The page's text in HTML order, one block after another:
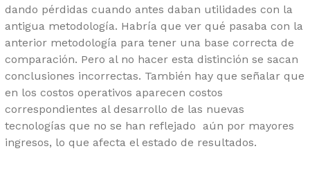
dando pérdidas cuando antes daban utilidades con la
antigua metodología. Habría que ver qué pasaba con la
anterior metodología para tener una base correcta de
comparación. Pero al no hacer esta distinción se sacan
conclusiones incorrectas. También hay que señalar que
en los costos operativos aparecen costos
correspondientes al desarrollo de las nuevas
tecnologías que no se han reflejado aún por mayores
ingresos, lo que afecta el estado de resultados.